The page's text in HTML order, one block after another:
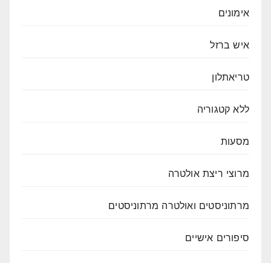
אימונים
איש ברזל
טריאתלון
ללא קטגוריה
מסעות
מרוצי ריצת אולטרה
מרתוניסטים ואולטרה מרתוניסטים
סיפורים אישיים